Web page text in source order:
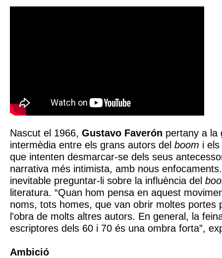
Nascut el 1966, Gustavo Faverón pertany a la
intermèdia entre els grans autors del boom i
que intenten desmarcar-se dels seus
narrativa més intimista, amb nous
inevitable preguntar-li sobre la influència del
literatura. “Quan hom pensa en aquest
noms, tots homes, que van obrir moltes portes
l'obra de molts altres autors. En general, la
escriptores dels 60 i 70 és una ombra forta”,
Ambició